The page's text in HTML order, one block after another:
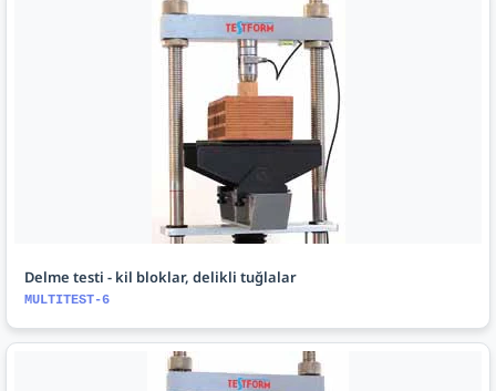
Delme testi - kil bloklar, delikli tuğlalar
MULTITEST-6